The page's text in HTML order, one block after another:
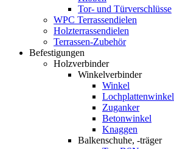
Tor- und Türverschlüsse
WPC Terrassendielen
Holzterrassendielen
Terrassen-Zubehör
Befestigungen
Holzverbinder
Winkelverbinder
Winkel
Lochplattenwinkel
Zuganker
Betonwinkel
Knaggen
Balkenschuhe, -träger